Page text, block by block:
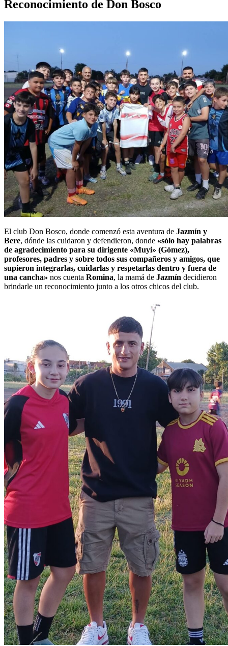
Reconocimiento de Don Bosco
El club Don Bosco, donde comenzó esta aventura de Jazmín y
Bere, dónde las cuidaron y defendieron, donde «sólo hay palabras
de agradecimiento para su dirigente «Muyi» (Gómez),
profesores, padres y sobre todos sus compañeros y amigos, que
supieron integrarlas, cuidarlas y respetarlas dentro y fuera de
una cancha» nos cuenta Romina, la mamá de Jazmín decidieron
brindarle un reconocimiento junto a los otros chicos del club.